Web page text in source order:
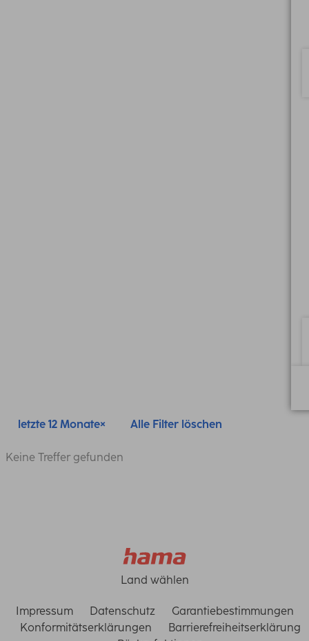
letzte 12 Monate Alle Filter löschen
Keine Treffer gefunden
Land wählen
Impressum Datenschutz
Garantiebestimmungen
Konformitätserklärungen
Barrierefreiheitserklärung